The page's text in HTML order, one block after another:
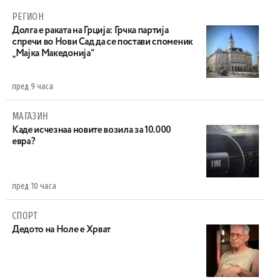
РЕГИОН
Долга е раката на Грција: Грчка партија
спречи во Нови Сад да се постави споменик
„Мајка Македонија“
пред 9 часа
МАГАЗИН
Каде исчезнаа новите возила за 10.000
евра?
пред 10 часа
СПОРТ
Дедото на Ноле е Хрват